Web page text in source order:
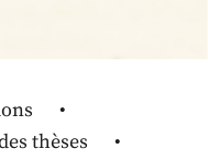
thèses